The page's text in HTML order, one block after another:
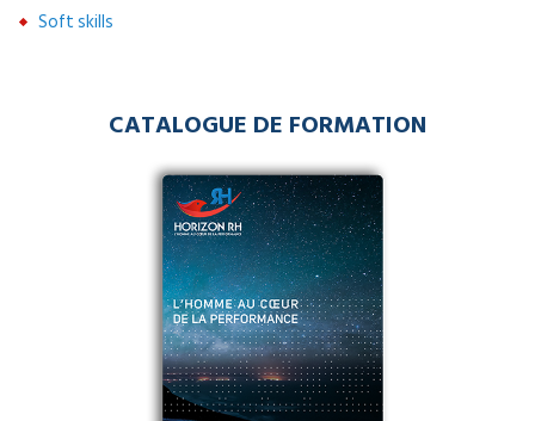
Soft skills
CATALOGUE DE FORMATION